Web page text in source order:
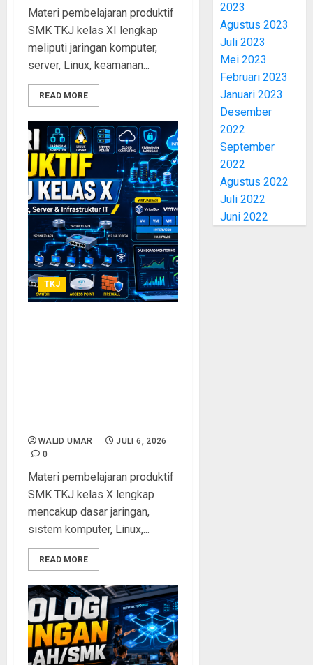
Materi pembelajaran produktif
SMK TKJ kelas XI lengkap
meliputi jaringan komputer,
server, Linux, keamanan...
READ MORE
TKJ
WALID UMAR
JULI 6, 2026
0
Materi pembelajaran produktif
SMK TKJ kelas X lengkap
mencakup dasar jaringan,
sistem komputer, Linux,...
READ MORE
2023
Agustus 2023
Juli 2023
Mei 2023
Februari 2023
Januari 2023
Desember
2022
September
2022
Agustus 2022
Juli 2022
Juni 2022